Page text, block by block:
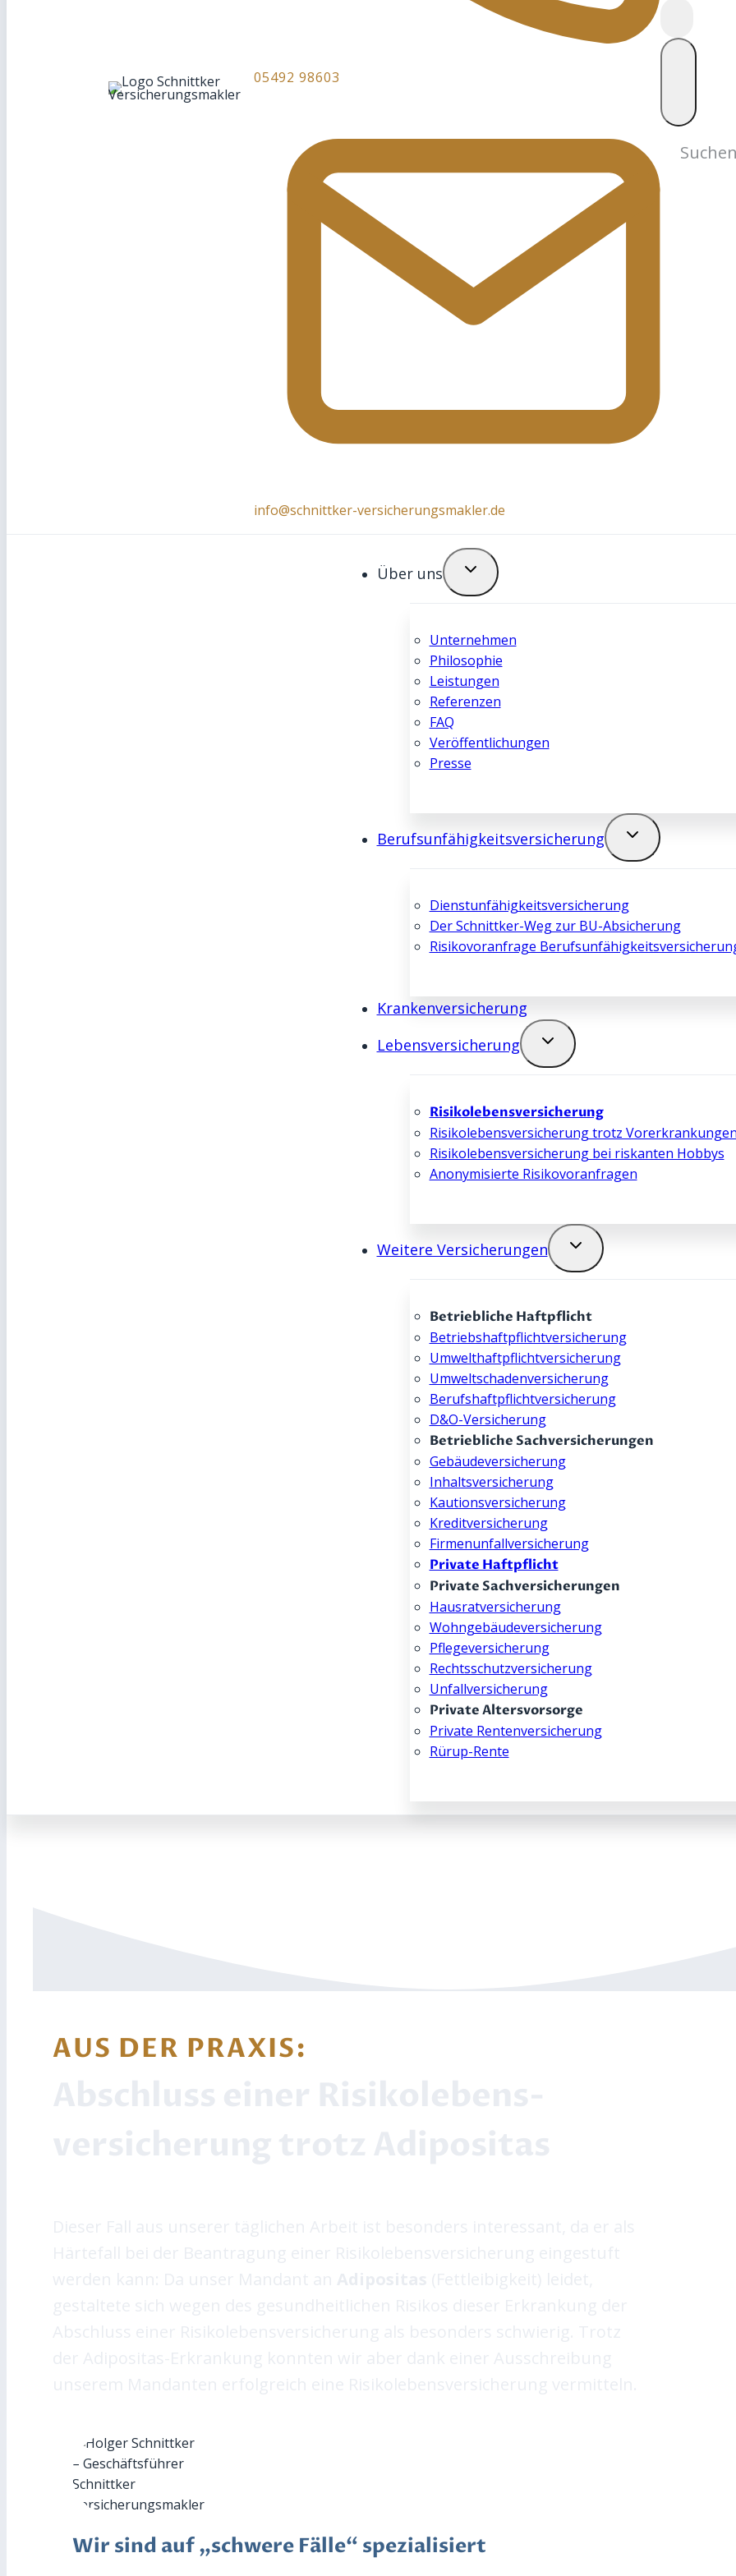
05492 98603
info@schnittker-versicherungsmakler.de
Über uns
Unternehmen
Philosophie
Leistungen
Referenzen
FAQ
Veröffentlichungen
Presse
Berufsunfähigkeits­­versicherung
Dienstunfähigkeits­­versicherung
Der Schnittker-Weg zur BU-Absicherung
Risikovoranfrage
Kranken­­versicherung
Lebens­­versicherung
Risikolebens­­versicherung
Risikolebensversicherung trotz
Risikolebens­­versicherung bei riskanten Hobbys
Anonymisierte Risikovoranfragen
Weitere Versicherungen
Betriebliche Haftpflicht
Betriebshaftpflicht­­­­versicherung
Umwelthaftpflicht­­versicherung
Umweltschaden­­versicherung
Berufshaftpflicht­­versicherung
D&O-Versicherung
Betriebliche Sachversicherungen
Gebäude­­versicherung
Inhalts­­versicherung
Kautions­­versicherung
Kredit­­versicherung
Firmenunfall­­versicherung
Private Haftpflicht
Private Sachversicherungen
Hausrat­­versicherung
Wohngebäude­­versicherung
Pflege­­versicherung
Rechtsschutz­­versicherung
Unfallversicherung
Private Altersvorsorge
Private Rentenversicherung
Rürup-Rente
AUS DER PRAXIS:
Wir sind auf „schwere Fälle“ spezialisiert